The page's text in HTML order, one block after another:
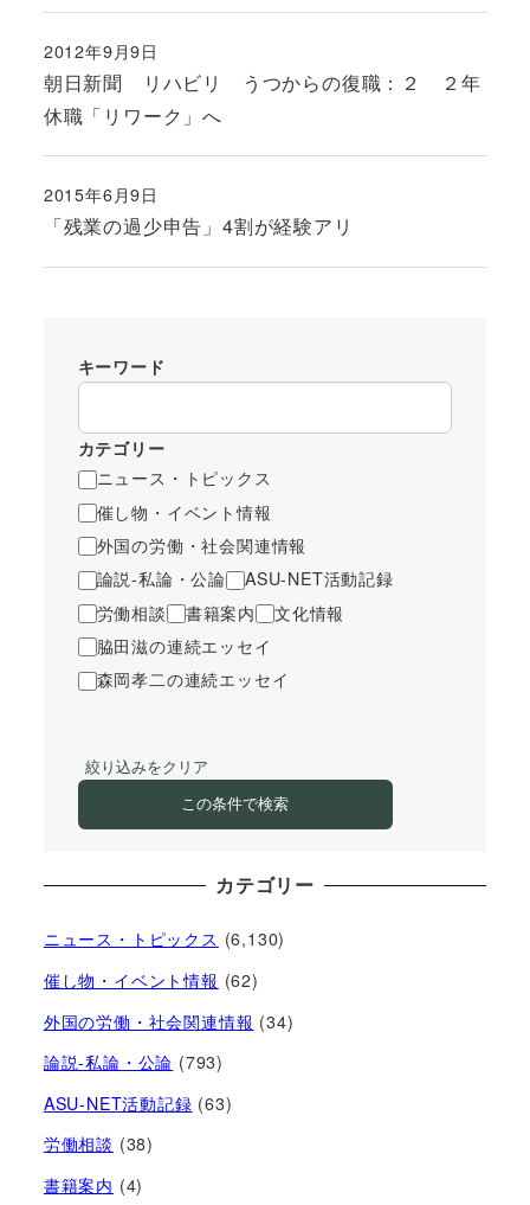
朝日新聞 リハビリ うつからの復職：２ ２年
休職「リワーク」へ
投稿日
2012年9月9日
「残業の過少申告」4割が経験アリ
投稿日
2015年6月9日
キーワード
カテゴリー
ニュース・トピックス
催し物・イベント情報
外国の労働・社会関連情報
論説-私論・公論
ASU-NET活動記録
労働相談
書籍案内
文化情報
脇田滋の連続エッセイ
森岡孝二の連続エッセイ
絞り込みをクリア
この条件で検索
カテゴリー
ニュース・トピックス (6,130)
催し物・イベント情報 (62)
外国の労働・社会関連情報 (34)
論説-私論・公論 (793)
ASU-NET活動記録 (63)
労働相談 (38)
書籍案内 (4)